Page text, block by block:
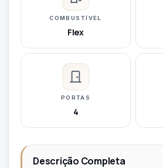
COMBUSTÍVEL
Flex
PORTAS
4
Descrição Completa